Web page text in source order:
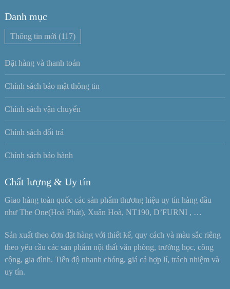
Danh mục
Thông tin mới (117)
Đặt hàng và thanh toán
Chính sách bảo mật thông tin
Chính sách vận chuyển
Chính sách đổi trả
Chính sách bảo hành
Chất lượng & Uy tín
Giao hàng toàn quốc các sản phẩm thương hiệu uy tín hàng đầu
như The One(Hoà Phát), Xuân Hoà, NT190, D’FURNI , …
Sản xuất theo đơn đặt hàng với thiết kế, quy cách và màu sắc riêng
theo yêu cầu các sản phẩm nội thất văn phòng, trường học, công
cộng, gia đình. Tiến độ nhanh chóng, giá cả hợp lí, trách nhiệm và
uy tín.